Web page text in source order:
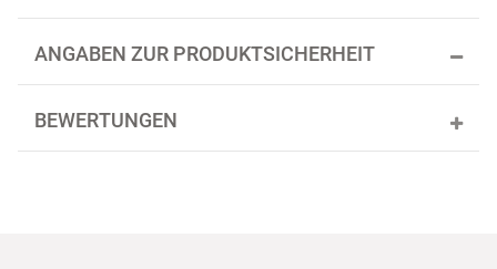
ANGABEN ZUR PRODUKTSICHERHEIT
BEWERTUNGEN